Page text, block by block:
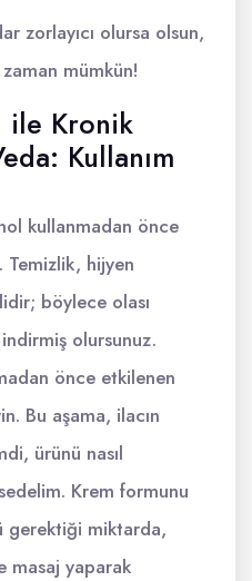
zorlayıcı olursa olsun,
mümkün!
ile Kronik
Kullanım
kullanmadan önce
Temizlik, hijyen
böylece olası
olursunuz.
önce etkilenen
Bu aşama, ilacın
ürünü nasıl
Krem formunu
gerektiği miktarda,
masaj yaparak